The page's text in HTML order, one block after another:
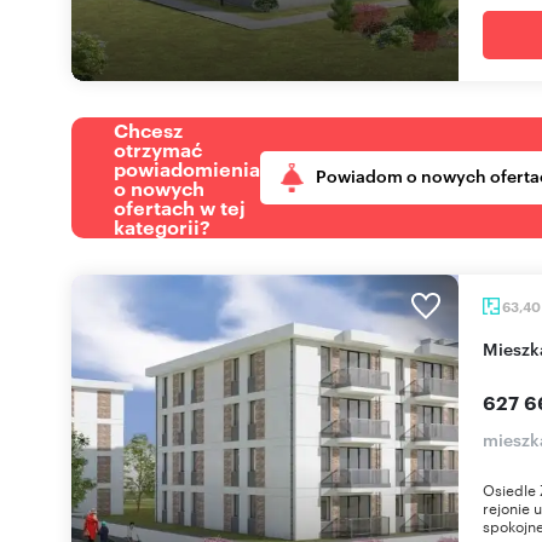
Chcesz
otrzymać
powiadomienia
o nowych
ofertach w tej
kategorii?
Powiadom o nowych
63,40
627
Osiedle
rejonie